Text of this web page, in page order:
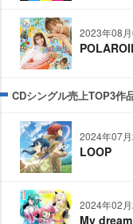
2023年08
CDシングル売上TOP3作
2024年07
LOOP
2024年02
My